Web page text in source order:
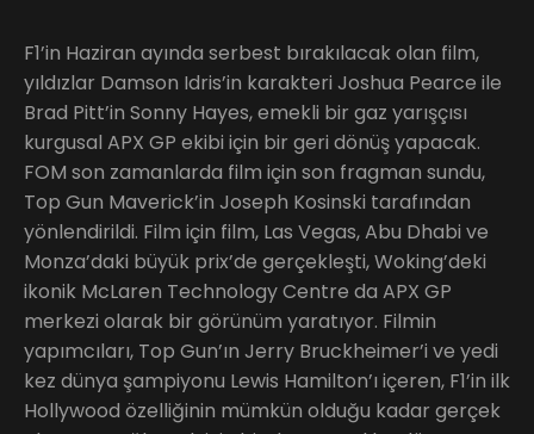
F1’in Haziran ayında serbest bırakılacak olan film,
yıldızlar Damson Idris’in karakteri Joshua Pearce ile
Brad Pitt’in Sonny Hayes, emekli bir gaz yarışçısı
kurgusal APX GP ekibi için bir geri dönüş yapacak.
FOM son zamanlarda film için son fragman sundu,
Top Gun Maverick’in Joseph Kosinski tarafından
yönlendirildi. Film için film, Las Vegas, Abu Dhabi ve
Monza’daki büyük prix’de gerçekleşti, Woking’deki
ikonik McLaren Technology Centre da APX GP
merkezi olarak bir görünüm yaratıyor. Filmin
yapımcıları, Top Gun’ın Jerry Bruckheimer’i ve yedi
kez dünya şampiyonu Lewis Hamilton’ı içeren, F1’in ilk
Hollywood özelliğinin mümkün olduğu kadar gerçek